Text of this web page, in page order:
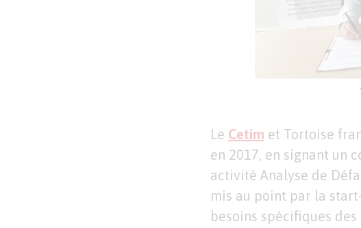
Le Cetim et Tortoise
en 2017, en signant un
activité Analyse de
mis au point par la
besoins spécifiques